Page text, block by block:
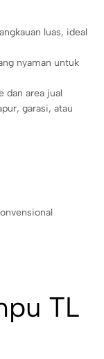
luas, ideal
nyaman untuk
dan area jual
garasi, atau
TL